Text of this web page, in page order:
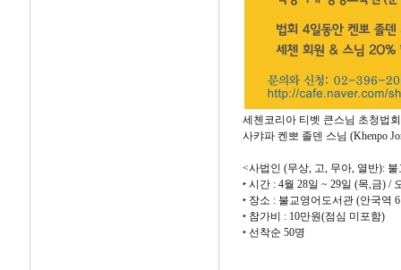
세첸코리아 티벳 큰스님 초청법회
사캬파 켄뽀 졸덴 스님 (Khenpo
<사법인 (무상, 고, 무아, 열반):
‣ 시간 : 4월 28일 ~ 29일 (목,금) /
‣ 장소 : 불교영어도서관 (안국역
‣ 참가비 : 10만원(점심 미포함)
‣ 선착순 50명